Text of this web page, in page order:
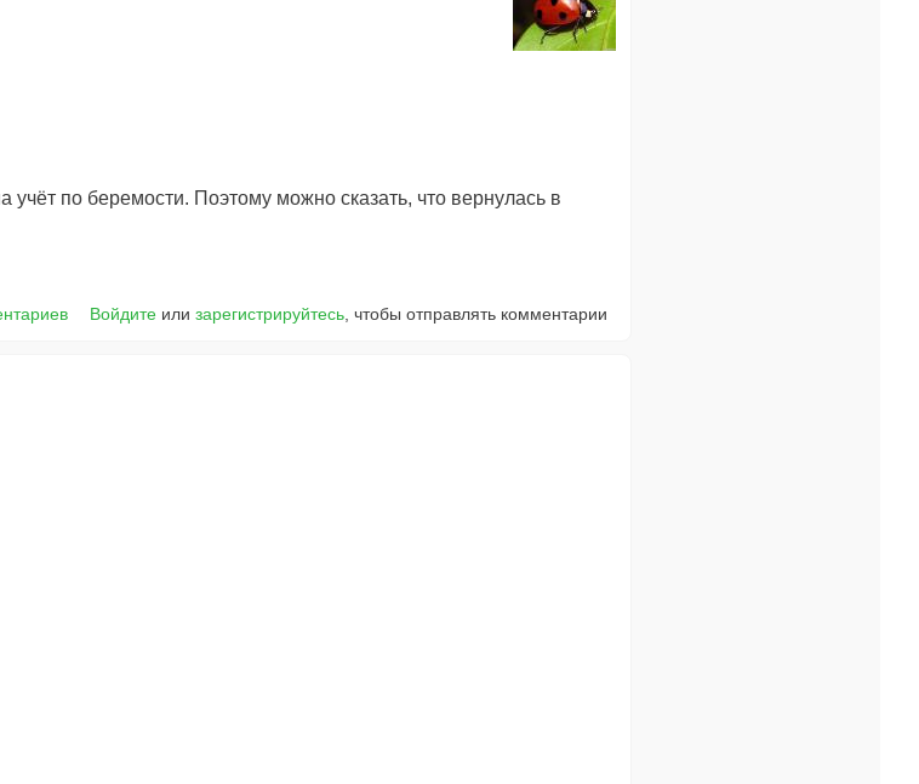
учёт по беремости. Поэтому можно сказать, что вернулась в
Войдите илизарегистрируйтесь , чтобы отправлять комментарии